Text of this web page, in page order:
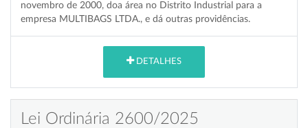
novembro de 2000, doa área no Distrito Industrial para a
empresa MULTIBAGS LTDA., e dá outras providências.
DETALHES
Lei Ordinária 2600/2025